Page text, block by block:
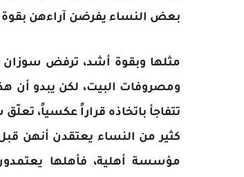
بعض النساء يفرضن آراءهن
مثلها وبقوة أشد، ترفض سوزان
ومصروفات البيت، لكن يبدو أن
تتفاجأ باتخاذه قراراً عكسياً،
كثير من النساء يعتقدن أنهن
مؤسسة أهلية، فأهلها يعتمدون